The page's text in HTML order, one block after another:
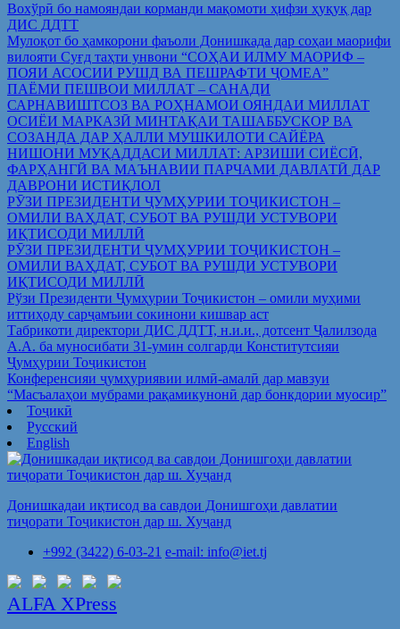
Вохўрӣ бо намояндаи корманди мақомоти ҳифзи ҳуқуқ дар
ДИС ДДТТ
Мулоқот бо ҳамкорони фаъоли Донишкада дар соҳаи маорифи
вилояти Суғд таҳти унвони “СОҲАИ ИЛМУ МАОРИФ –
ПОЯИ АСОСИИ РУШД ВА ПЕШРАФТИ ҶОМЕА”
ПАЁМИ ПЕШВОИ МИЛЛАТ – САНАДИ
САРНАВИШТСОЗ ВА РОҲНАМОИ ОЯНДАИ МИЛЛАТ
ОСИЁИ МАРКАЗӢ МИНТАҚАИ ТАШАББУСКОР ВА
СОЗАНДА ДАР ҲАЛЛИ МУШКИЛОТИ САЙЁРА
НИШОНИ МУҚАДДАСИ МИЛЛАТ: АРЗИШИ СИЁСӢ,
ФАРҲАНГӢ ВА МАЪНАВИИ ПАРЧАМИ ДАВЛАТӢ ДАР
ДАВРОНИ ИСТИҚЛОЛ
РӮЗИ ПРЕЗИДЕНТИ ҶУМҲУРИИ ТОҶИКИСТОН –
ОМИЛИ ВАҲДАТ, СУБОТ ВА РУШДИ УСТУВОРИ
ИҚТИСОДИ МИЛЛӢ
РӮЗИ ПРЕЗИДЕНТИ ҶУМҲУРИИ ТОҶИКИСТОН –
ОМИЛИ ВАҲДАТ, СУБОТ ВА РУШДИ УСТУВОРИ
ИҚТИСОДИ МИЛЛӢ
Рўзи Президенти Ҷумҳурии Тоҷикистон – омили муҳими
иттиҳоду сарҷамъии сокинони кишвар аст
Табрикоти директори ДИС ДДТТ, н.и.и., дотсент Ҷалилзода
А.А. ба муносибати 31-умин солгарди Конститутсияи
Ҷумҳурии Тоҷикистон
Конференсияи ҷумҳуриявии илмӣ-амалӣ дар мавзуи
“Масъалаҳои мубрами рақамикунонӣ дар бонкдории муосир”
Тоҷикӣ
Русский
English
Донишкадаи иқтисод ва савдои Донишгоҳи давлатии
тиҷорати Тоҷикистон дар ш. Хуҷанд
+992 (3422) 6-03-21 e-mail: info@iet.tj
ALFA XPress